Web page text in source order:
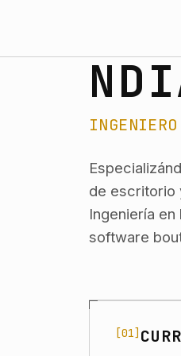
de escritorio
Ingeniería
software
SITE
[01]
Navigate